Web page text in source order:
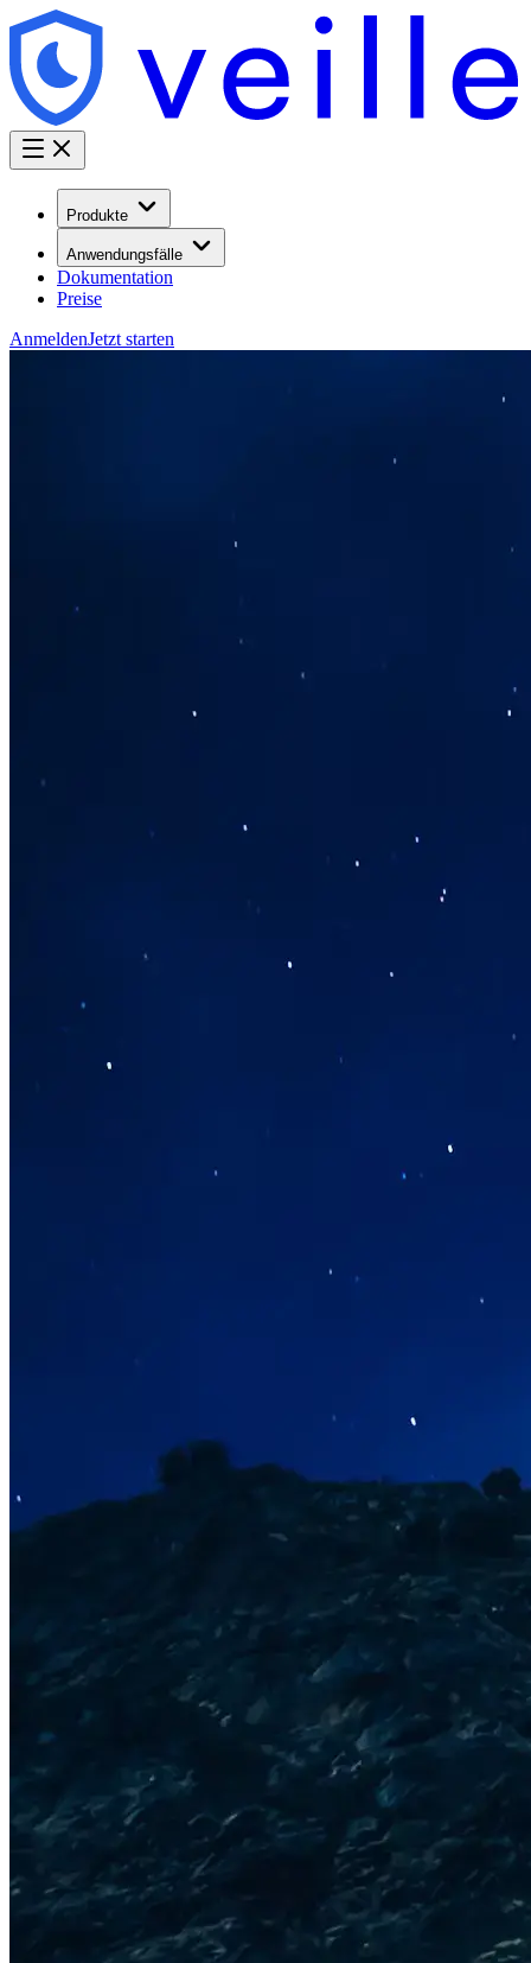
Produkte
Anwendungsfälle
Dokumentation
Preise
AnmeldenJetzt starten